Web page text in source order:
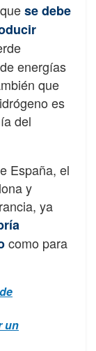
se debe
energías
que
es
del
España, el
y
ya
como para
un